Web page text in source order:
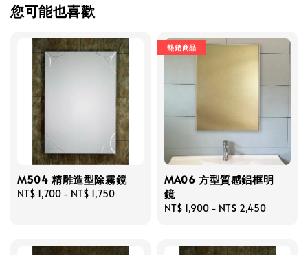
您可能也喜歡
M504 精雕造型除霧鏡
Regular
NT$ 1,700 - NT$ 1,750
熱銷商品
MA06 方型質感鋁框明
鏡
Regular
NT$ 1,900 - NT$ 2,450